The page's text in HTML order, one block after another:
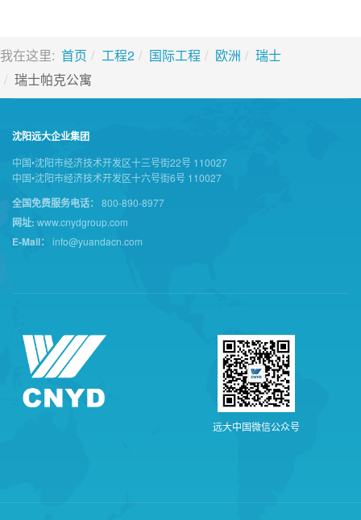
我在这里: 首页 工程2 国际工程 欧洲
瑞士
瑞士帕克公寓
沈阳远大企业集团
中国•沈阳市经济技术开发区十三号街22号 110027
中国•沈阳市经济技术开发区十六号街6号 110027
全国免费服务电话： 800-890-8977
网址: www.cnydgroup.com
E-Mail： info@yuandacn.com
远大中 国微信公众号